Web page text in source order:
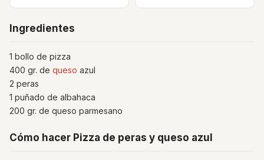
Ingredientes
1 bollo de pizza
400 gr. de queso azul
2 peras
1 puñado de albahaca
200 gr. de queso parmesano
Cómo hacer Pizza de peras y queso azul